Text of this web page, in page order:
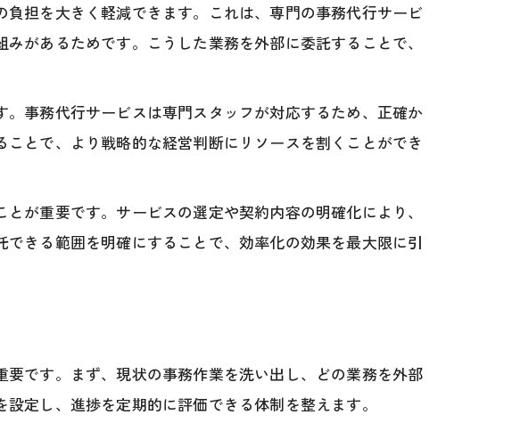
委託範囲
る方法
由とは
削減効果
める方法
ス改革法
担を大きく軽減できます。これは、専門の事務代行サービ
があるためです。こうした業務を外部に委託することで、
事務代行サービスは専門スタッフが対応するため、正確か
とで、より戦略的な経営判断にリソースを割くことができ
が重要です。サービスの選定や契約内容の明確化により、
きる範囲を明確にすることで、効率化の効果を最大限に引
です。まず、現状の事務作業を洗い出し、どの業務を外部
定し、進捗を定期的に評価できる体制を整えます。